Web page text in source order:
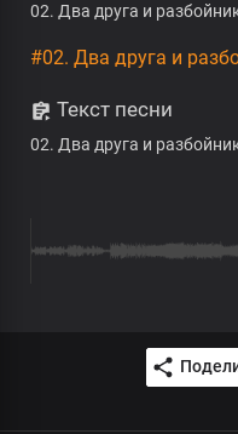
02. Два друга и
#02. Два друга и
Текст песни
02. Два друга и